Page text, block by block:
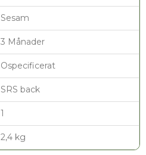
Sesam
3 Månader
Ospecificerat
SRS back
1
2,4 kg